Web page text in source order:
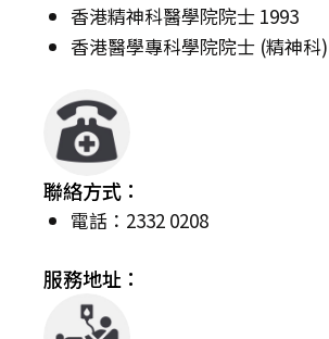
香港精神科醫學院院士 1993
香港醫學專科學院院士 (精神科
聯絡方式：
電話：2332 0208
服務地址：